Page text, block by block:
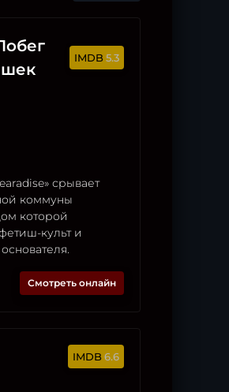
5.3
срывает
коммуны
которой
культ и
Смотреть онлайн
6.6